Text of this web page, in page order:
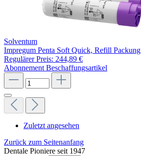
Solventum
Impregum Penta Soft Quick, Refill Packung
Regulärer Preis: 244,89 €
Abonnement Beschaffungsartikel
Zuletzt angesehen
Zurück zum Seitenanfang
Dentale Pioniere seit 1947